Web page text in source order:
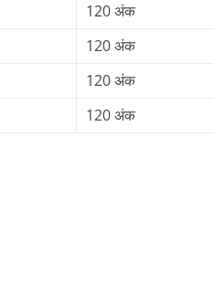
120 अंक
120 अंक
120 अंक
120 अंक